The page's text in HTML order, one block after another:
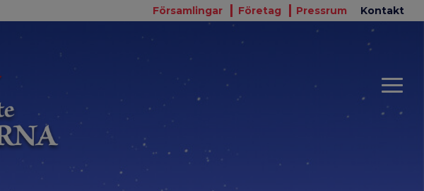
Församlingar Företag Pressrum Kontakt